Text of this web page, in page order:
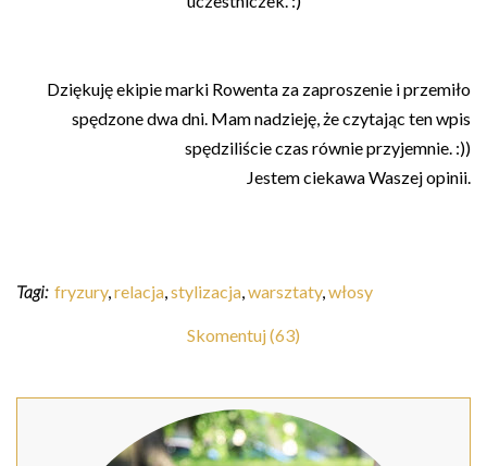
Dziękuję ekipie marki Rowenta za zaproszenie i przemiło
spędzone dwa dni. Mam nadzieję, że czytając ten wpis
spędziliście czas równie przyjemnie. :))
Jestem ciekawa Waszej opinii.
Tagi: fryzury, relacja stylizacja warsztaty, włosy
Skomentuj (63)